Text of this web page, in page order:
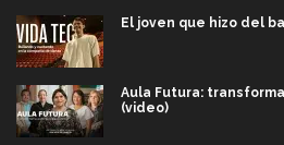
El joven que hizo del
Aula Futura:
(video)